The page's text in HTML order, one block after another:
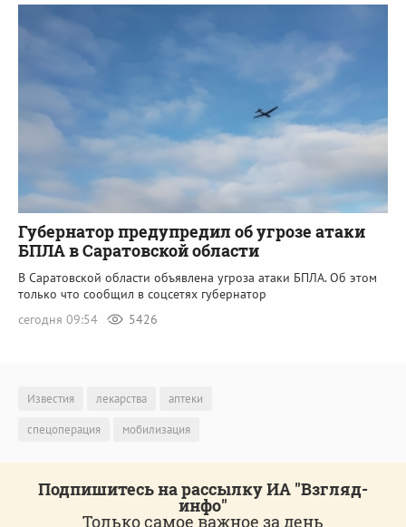
Губернатор предупредил об угрозе атаки
БПЛА в Саратовской области
В Саратовской области объявлена угроза атаки БПЛА. Об этом
только что сообщил в соцсетях губернатор
сегодня 09:54
5426
Известия лекарства
аптеки
спецоперация
мобилизация
Подпишитесь на рассылку ИА "Взгляд-
инфо"
Только самое важное за день